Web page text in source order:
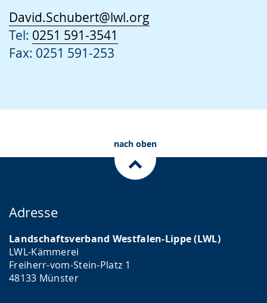
David.Schubert@lwl.org
Tel: 0251 591-3541
Fax: 0251 591-253
nach oben
Adresse
Landschaftsverband Westfalen-Lippe (LWL)
LWL-Kämmerei
Freiherr-vom-Stein-Platz 1
48133 Münster